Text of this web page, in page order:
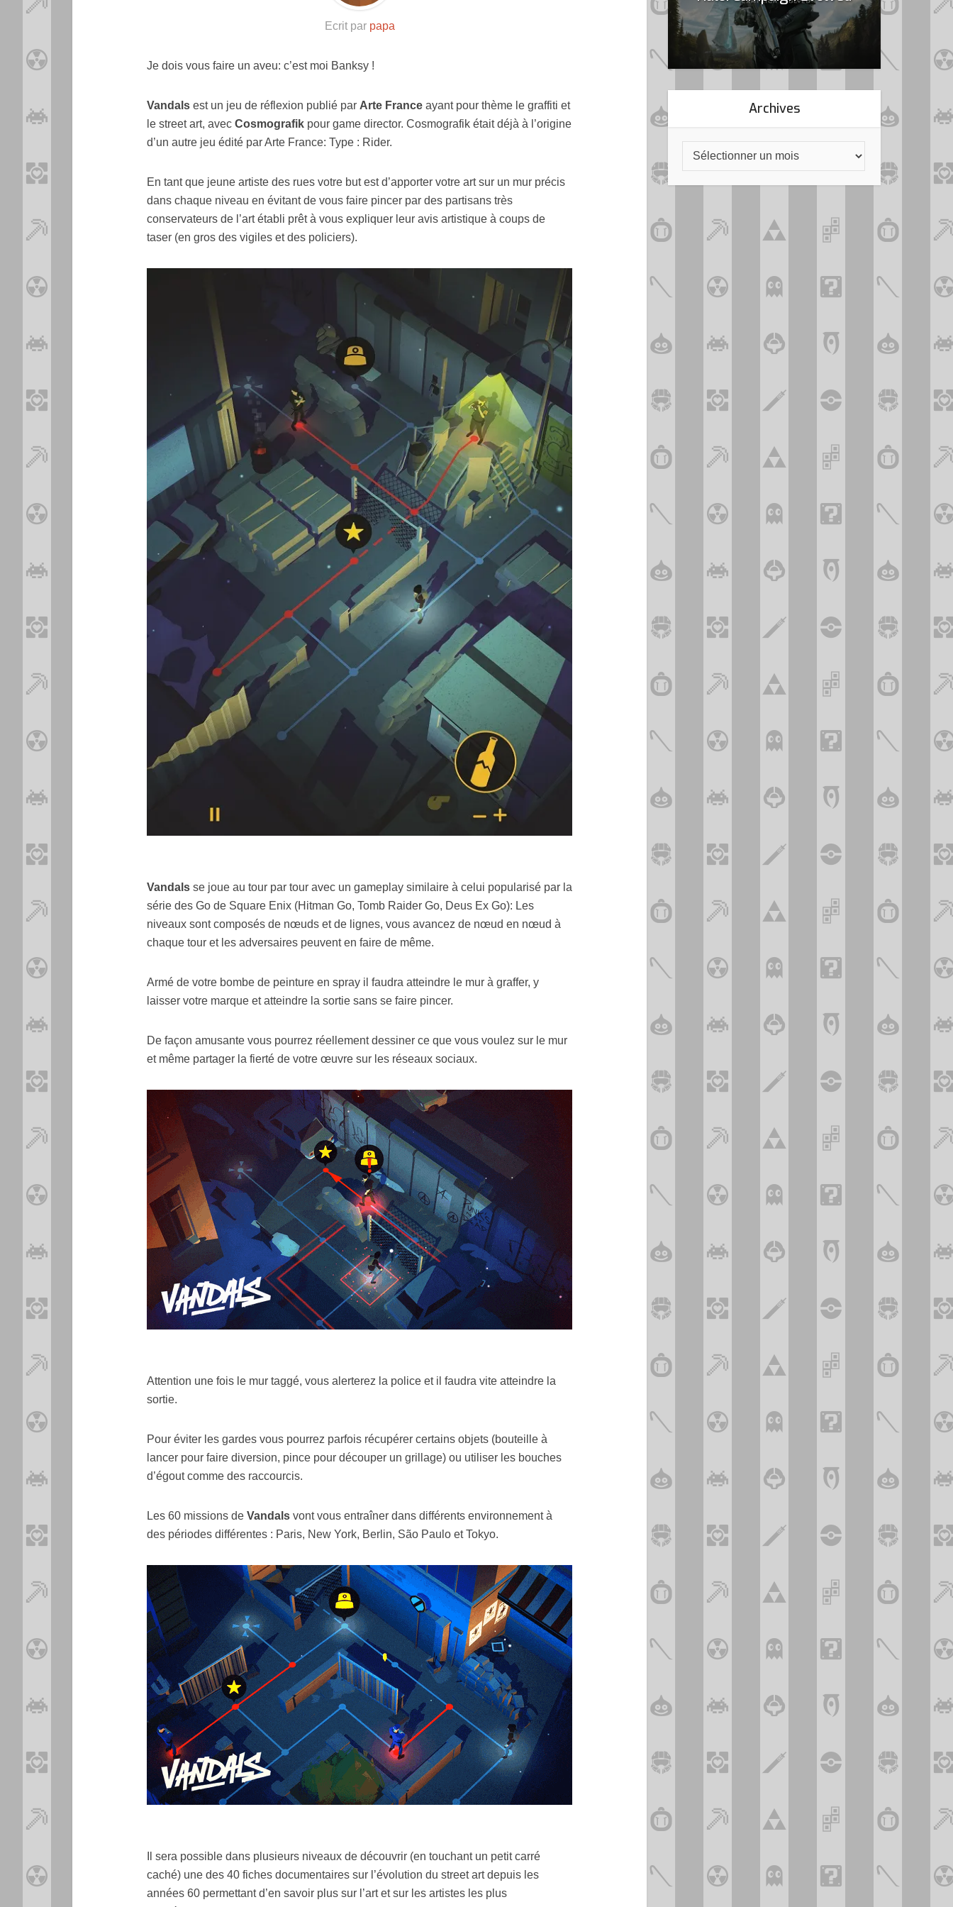
Ecrit par papa
Je dois vous faire un aveu: c’est moi Banksy !
Vandals est un jeu de réflexion publié par Arte France ayant pour thème le graffiti et
le street art, avec Cosmografik pour game director. Cosmografik était déjà à l’origine
d’un autre jeu édité par Arte France: Type : Rider.
En tant que jeune artiste des rues votre but est d’apporter votre art sur un mur précis
dans chaque niveau en évitant de vous faire pincer par des partisans très
conservateurs de l’art établi prêt à vous expliquer leur avis artistique à coups de
taser (en gros des vigiles et des policiers).
Vandals se joue au tour par tour avec un gameplay similaire à celui popularisé par la
série des Go de Square Enix (Hitman Go, Tomb Raider Go, Deus Ex Go): Les
niveaux sont composés de nœuds et de lignes, vous avancez de nœud en nœud à
chaque tour et les adversaires peuvent en faire de même.
Armé de votre bombe de peinture en spray il faudra atteindre le mur à graffer, y
laisser votre marque et atteindre la sortie sans se faire pincer.
De façon amusante vous pourrez réellement dessiner ce que vous voulez sur le mur
et même partager la fierté de votre œuvre sur les réseaux sociaux.
Attention une fois le mur taggé, vous alerterez la police et il faudra vite atteindre la
sortie.
Pour éviter les gardes vous pourrez parfois récupérer certains objets (bouteille à
lancer pour faire diversion, pince pour découper un grillage) ou utiliser les bouches
d’égout comme des raccourcis.
Les 60 missions de Vandals vont vous entraîner dans différents environnement à
des périodes différentes : Paris, New York, Berlin, São Paulo et Tokyo.
Il sera possible dans plusieurs niveaux de découvrir (en touchant un petit carré
caché) une des 40 fiches documentaires sur l’évolution du street art depuis les
années 60 permettant d’en savoir plus sur l’art et sur les artistes les plus
Archives